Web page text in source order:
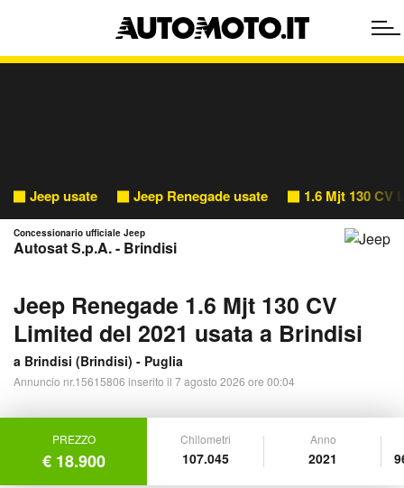
Jeep usate Jeep Renegade usate 1.6 Mjt 130 CV
Jeep Renegade 1.6 Mjt 130 CV
Limited del 2021 usata a Brindisi
a Brindisi (Brindisi) - Puglia
Annuncio nr.15615806 inserito il 7 agosto 2026 ore 00:04
Concessionario ufficiale Jeep
Autosat S.p.A. - Brindisi
PREZZO
€ 18.900
Chilometri
107.045
Anno
2021